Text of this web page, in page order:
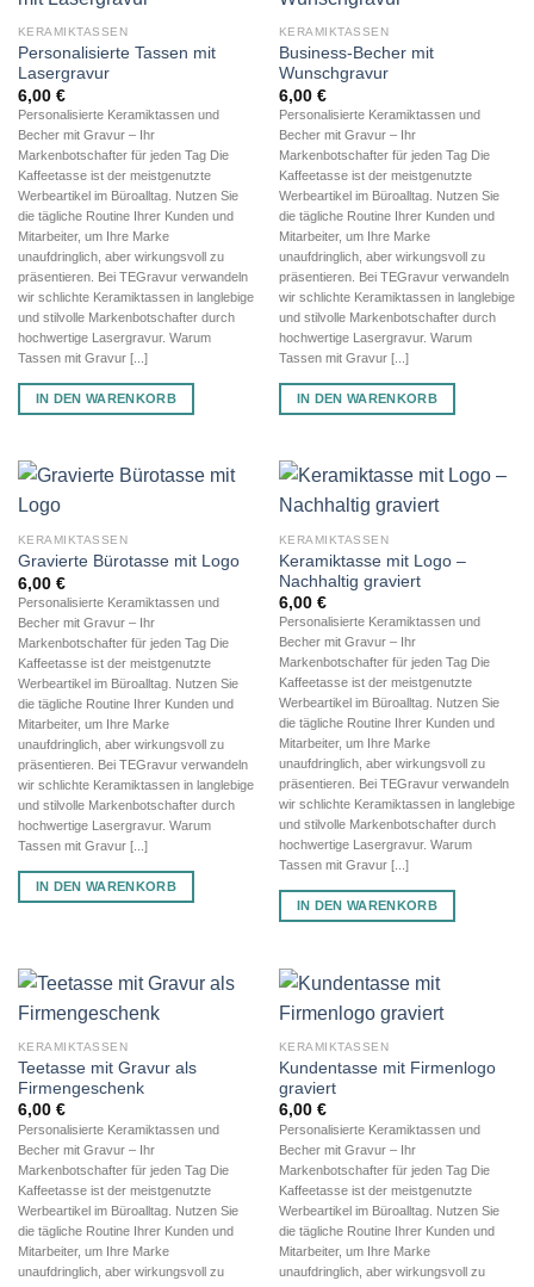
KERAMIKTASSEN
Personalisierte Tassen mit
Lasergravur
6,00 €
Personalisierte Keramiktassen und
Becher mit Gravur – Ihr
Markenbotschafter für jeden Tag Die
Kaffeetasse ist der meistgenutzte
Werbeartikel im Büroalltag. Nutzen Sie
die tägliche Routine Ihrer Kunden und
Mitarbeiter, um Ihre Marke
unaufdringlich, aber wirkungsvoll zu
präsentieren. Bei TEGravur verwandeln
wir schlichte Keramiktassen in langlebige
und stilvolle Markenbotschafter durch
hochwertige Lasergravur. Warum
Tassen mit Gravur [...]
IN DEN WARENKORB
KERAMIKTASSEN
Business-Becher mit
Wunschgravur
6,00 €
Personalisierte Keramiktassen und
Becher mit Gravur – Ihr
Markenbotschafter für jeden Tag Die
Kaffeetasse ist der meistgenutzte
Werbeartikel im Büroalltag. Nutzen Sie
die tägliche Routine Ihrer Kunden und
Mitarbeiter, um Ihre Marke
unaufdringlich, aber wirkungsvoll zu
präsentieren. Bei TEGravur verwandeln
wir schlichte Keramiktassen in langlebige
und stilvolle Markenbotschafter durch
hochwertige Lasergravur. Warum
Tassen mit Gravur [...]
IN DEN WARENKORB
KERAMIKTASSEN
Gravierte Bürotasse mit Logo
6,00 €
Personalisierte Keramiktassen und
Becher mit Gravur – Ihr
Markenbotschafter für jeden Tag Die
Kaffeetasse ist der meistgenutzte
Werbeartikel im Büroalltag. Nutzen Sie
die tägliche Routine Ihrer Kunden und
Mitarbeiter, um Ihre Marke
unaufdringlich, aber wirkungsvoll zu
präsentieren. Bei TEGravur verwandeln
wir schlichte Keramiktassen in langlebige
und stilvolle Markenbotschafter durch
hochwertige Lasergravur. Warum
Tassen mit Gravur [...]
IN DEN WARENKORB
KERAMIKTASSEN
Keramiktasse mit Logo –
Nachhaltig graviert
6,00 €
Personalisierte Keramiktassen und
Becher mit Gravur – Ihr
Markenbotschafter für jeden Tag Die
Kaffeetasse ist der meistgenutzte
Werbeartikel im Büroalltag. Nutzen Sie
die tägliche Routine Ihrer Kunden und
Mitarbeiter, um Ihre Marke
unaufdringlich, aber wirkungsvoll zu
präsentieren. Bei TEGravur verwandeln
wir schlichte Keramiktassen in langlebige
und stilvolle Markenbotschafter durch
hochwertige Lasergravur. Warum
Tassen mit Gravur [...]
IN DEN WARENKORB
KERAMIKTASSEN
Teetasse mit Gravur als
Firmengeschenk
6,00 €
Personalisierte Keramiktassen und
Becher mit Gravur – Ihr
Markenbotschafter für jeden Tag Die
Kaffeetasse ist der meistgenutzte
Werbeartikel im Büroalltag. Nutzen Sie
die tägliche Routine Ihrer Kunden und
Mitarbeiter, um Ihre Marke
unaufdringlich, aber wirkungsvoll zu
KERAMIKTASSEN
Kundentasse mit Firmenlogo
graviert
6,00 €
Personalisierte Keramiktassen und
Becher mit Gravur – Ihr
Markenbotschafter für jeden Tag Die
Kaffeetasse ist der meistgenutzte
Werbeartikel im Büroalltag. Nutzen Sie
die tägliche Routine Ihrer Kunden und
Mitarbeiter, um Ihre Marke
unaufdringlich, aber wirkungsvoll zu